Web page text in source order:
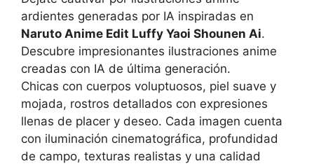
ardientes generadas por IA inspiradas en
Naruto Anime Edit Luffy Yaoi Shounen Ai.
Descubre impresionantes ilustraciones anime
creadas con IA de última generación.
Chicas con cuerpos voluptuosos, piel suave y
mojada, rostros detallados con expresiones
llenas de placer y deseo. Cada imagen cuenta
con iluminación cinematográfica, profundidad
de campo, texturas realistas y una calidad